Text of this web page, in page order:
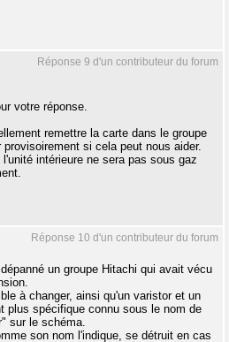
Réponse 9 d'un contributeur du forum
votre réponse.
remettre la carte dans le groupe
provisoirement si cela peut nous aider.
intérieure ne sera pas sous gaz
Réponse 10 d'un contributeur du forum
un groupe Hitachi qui avait vécu
à changer, ainsi qu'un varistor et un
plus spécifique connu sous le nom de
sur le schéma.
son nom l'indique, se détruit en cas